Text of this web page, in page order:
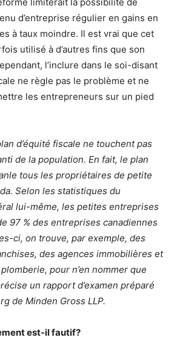
d’entreprise régulier en gains en
à taux moindre. Il est vrai que cet
utilisé à d’autres fins que son
l’inclure dans le soi-disant
ne règle pas le problème et ne
les entrepreneurs sur un pied
d’équité fiscale ne touchent pas
de la population. En fait, le plan
tous les propriétaires de petite
Selon les statistiques du
lui-même, les petites entreprises
97 % des entreprises canadiennes
ci, on trouve, par exemple, des
des agences immobilières et
pour n’en nommer que
un rapport d’examen préparé
de Minden Gross LLP.
est-il fautif?